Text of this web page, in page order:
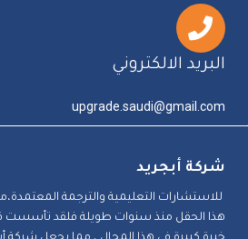
البريد الالكتروني
upgrade.saudi@gmail.com
شركة أبجريد
للاستشارات التعليمية والترجمة
هذا الحقل منذ سنوات طويلة فلقد تأسست